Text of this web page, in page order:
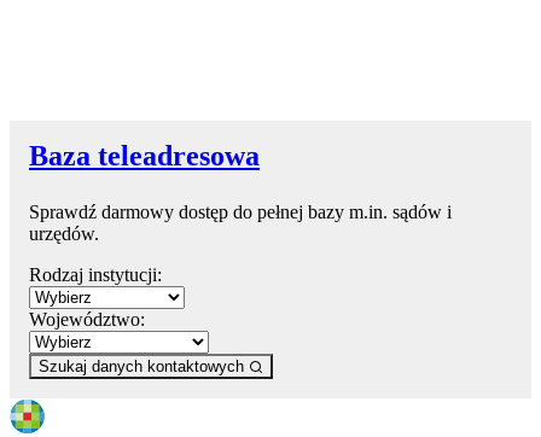
Baza teleadresowa
Sprawdź darmowy dostęp do pełnej bazy m.in. sądów i
urzędów.
Rodzaj instytucji:
Województwo:
Szukaj danych kontaktowych